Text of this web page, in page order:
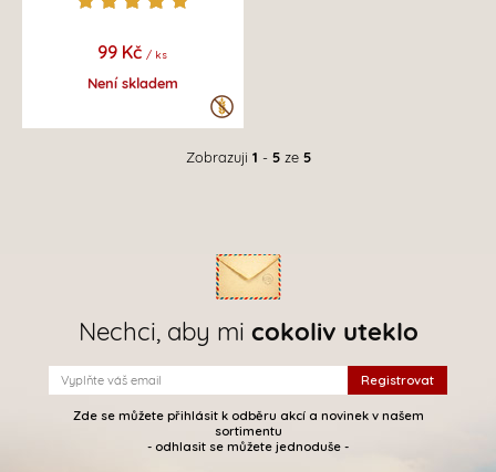
99 Kč/ ks
Není skladem
Zobrazuji 1 - 5ze 5
Nechci, aby mi cokoliv uteklo
Zde se můžete přihlásit k odběru akcí a novinek v našem
sortimentu
- odhlasit se můžete jednoduše -